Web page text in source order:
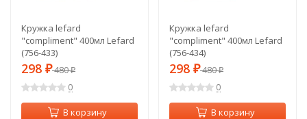
Кружка lefard
"compliment" 400мл Lefard
(756-433)
298 ₽480₽
0
В корзину
Кружка lefard
"compliment" 400мл Lefard
(756-434)
298 ₽480₽
0
В корзину